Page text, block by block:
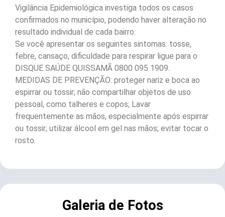
Vigilância Epidemiológica investiga todos os casos
confirmados no município, podendo haver alteração no
resultado individual de cada bairro.
Se você apresentar os seguintes sintomas: tosse,
febre, cansaço, dificuldade para respirar ligue para o
DISQUE SAÚDE QUISSAMÃ 0800 095 1909.
MEDIDAS DE PREVENÇÃO: proteger nariz e boca ao
espirrar ou tossir; não compartilhar objetos de uso
pessoal, como talheres e copos; Lavar
frequentemente as mãos, especialmente após espirrar
ou tossir; utilizar álcool em gel nas mãos; evitar tocar o
rosto.
Galeria de Fotos